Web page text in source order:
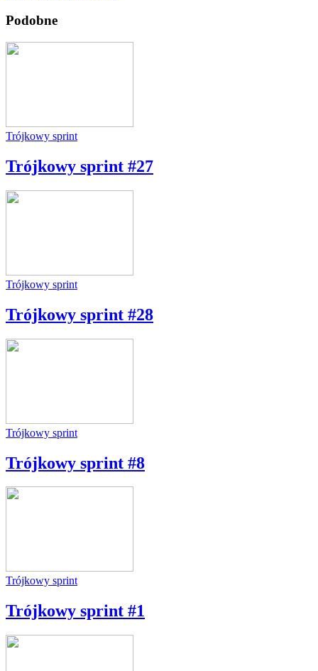
Podobne
Trójkowy sprint
Trójkowy sprint #27
Trójkowy sprint
Trójkowy sprint #28
Trójkowy sprint
Trójkowy sprint #8
Trójkowy sprint
Trójkowy sprint #1